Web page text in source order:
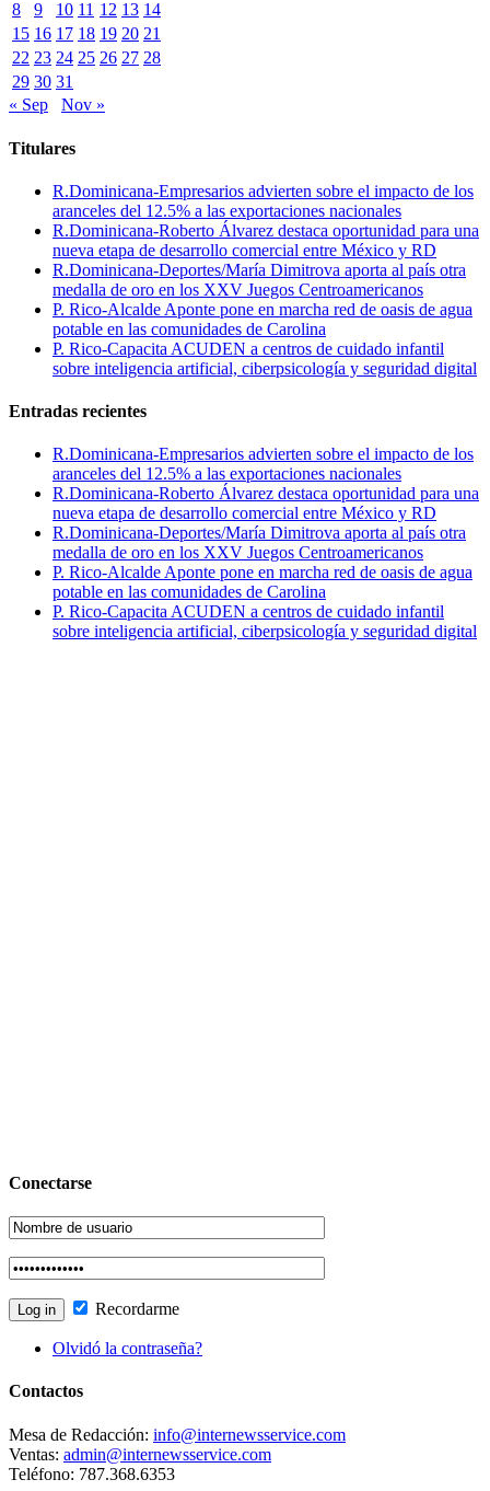
8
9 10 11 12 13 14
15 16 17 18 19 20 21
22 23 24 25 26 27 28
29 30 31
« Sep
Nov »
Titulares
R.Dominicana-Empresarios advierten sobre el impacto de los
aranceles del 12.5% a las exportaciones nacionales
R.Dominicana-Roberto Álvarez destaca oportunidad para una
nueva etapa de desarrollo comercial entre México y RD
R.Dominicana-Deportes/María Dimitrova aporta al país otra
medalla de oro en los XXV Juegos Centroamericanos
P. Rico-Alcalde Aponte pone en marcha red de oasis de agua
potable en las comunidades de Carolina
P. Rico-Capacita ACUDEN a centros de cuidado infantil
sobre inteligencia artificial, ciberpsicología y seguridad digital
Entradas recientes
R.Dominicana-Empresarios advierten sobre el impacto de los
aranceles del 12.5% a las exportaciones nacionales
R.Dominicana-Roberto Álvarez destaca oportunidad para una
nueva etapa de desarrollo comercial entre México y RD
R.Dominicana-Deportes/María Dimitrova aporta al país otra
medalla de oro en los XXV Juegos Centroamericanos
P. Rico-Alcalde Aponte pone en marcha red de oasis de agua
potable en las comunidades de Carolina
P. Rico-Capacita ACUDEN a centros de cuidado infantil
sobre inteligencia artificial, ciberpsicología y seguridad digital
Conectarse
Recordarme
Olvidó la contraseña?
Contactos
Mesa de Redacción: info@internewsservice.com
Ventas: admin@internewsservice.com
Teléfono: 787.368.6353